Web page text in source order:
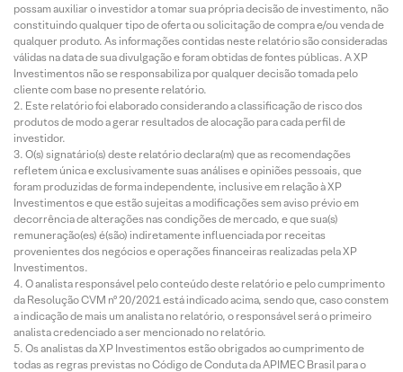
possam auxiliar o investidor a tomar sua própria decisão de investimento, não
constituindo qualquer tipo de oferta ou solicitação de compra e/ou venda de
qualquer produto. As informações contidas neste relatório são consideradas
válidas na data de sua divulgação e foram obtidas de fontes públicas. A XP
Investimentos não se responsabiliza por qualquer decisão tomada pelo
cliente com base no presente relatório.
Este relatório foi elaborado considerando a classificação de risco dos
produtos de modo a gerar resultados de alocação para cada perfil de
investidor.
O(s) signatário(s) deste relatório declara(m) que as recomendações
refletem única e exclusivamente suas análises e opiniões pessoais, que
foram produzidas de forma independente, inclusive em relação à XP
Investimentos e que estão sujeitas a modificações sem aviso prévio em
decorrência de alterações nas condições de mercado, e que sua(s)
remuneração(es) é(são) indiretamente influenciada por receitas
provenientes dos negócios e operações financeiras realizadas pela XP
Investimentos.
O analista responsável pelo conteúdo deste relatório e pelo cumprimento
da Resolução CVM nº 20/2021 está indicado acima, sendo que, caso constem
a indicação de mais um analista no relatório, o responsável será o primeiro
analista credenciado a ser mencionado no relatório.
Os analistas da XP Investimentos estão obrigados ao cumprimento de
todas as regras previstas no Código de Conduta da APIMEC Brasil para o